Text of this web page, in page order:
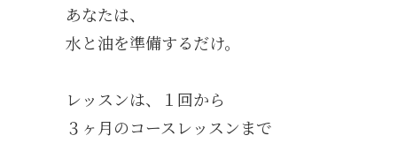
あなたは、
水と油を準備するだけ。
レッスンは、１回から
３ヶ月のコースレッスンまで